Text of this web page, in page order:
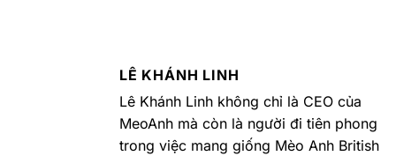
LÊ KHÁNH LINH
Lê Khánh Linh không chỉ là CEO của
MeoAnh mà còn là người đi tiên phong
trong việc mang giống Mèo Anh British